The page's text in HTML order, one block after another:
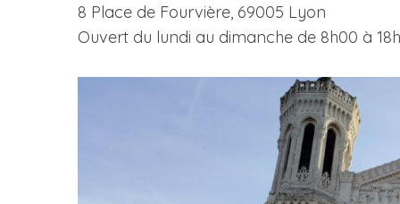
8 Place de Fourvière, 69005 Lyon
Ouvert du lundi au dimanche de 8h00 à